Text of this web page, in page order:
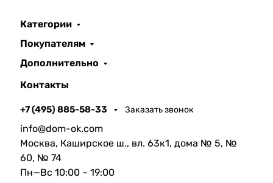
Категории
Покупателям
Дополнительно
Контакты
+7 (495) 885-58-33 Заказать звонок
info@dom-ok.com
Москва, Каширское ш., вл. 63к1, дома № 5, №
60, № 74
Пн—Вс 10:00 – 19:00